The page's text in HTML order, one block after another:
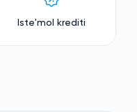
Iste'mol krediti